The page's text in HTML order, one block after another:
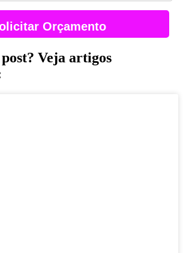
Orçamento
post? Veja artigos